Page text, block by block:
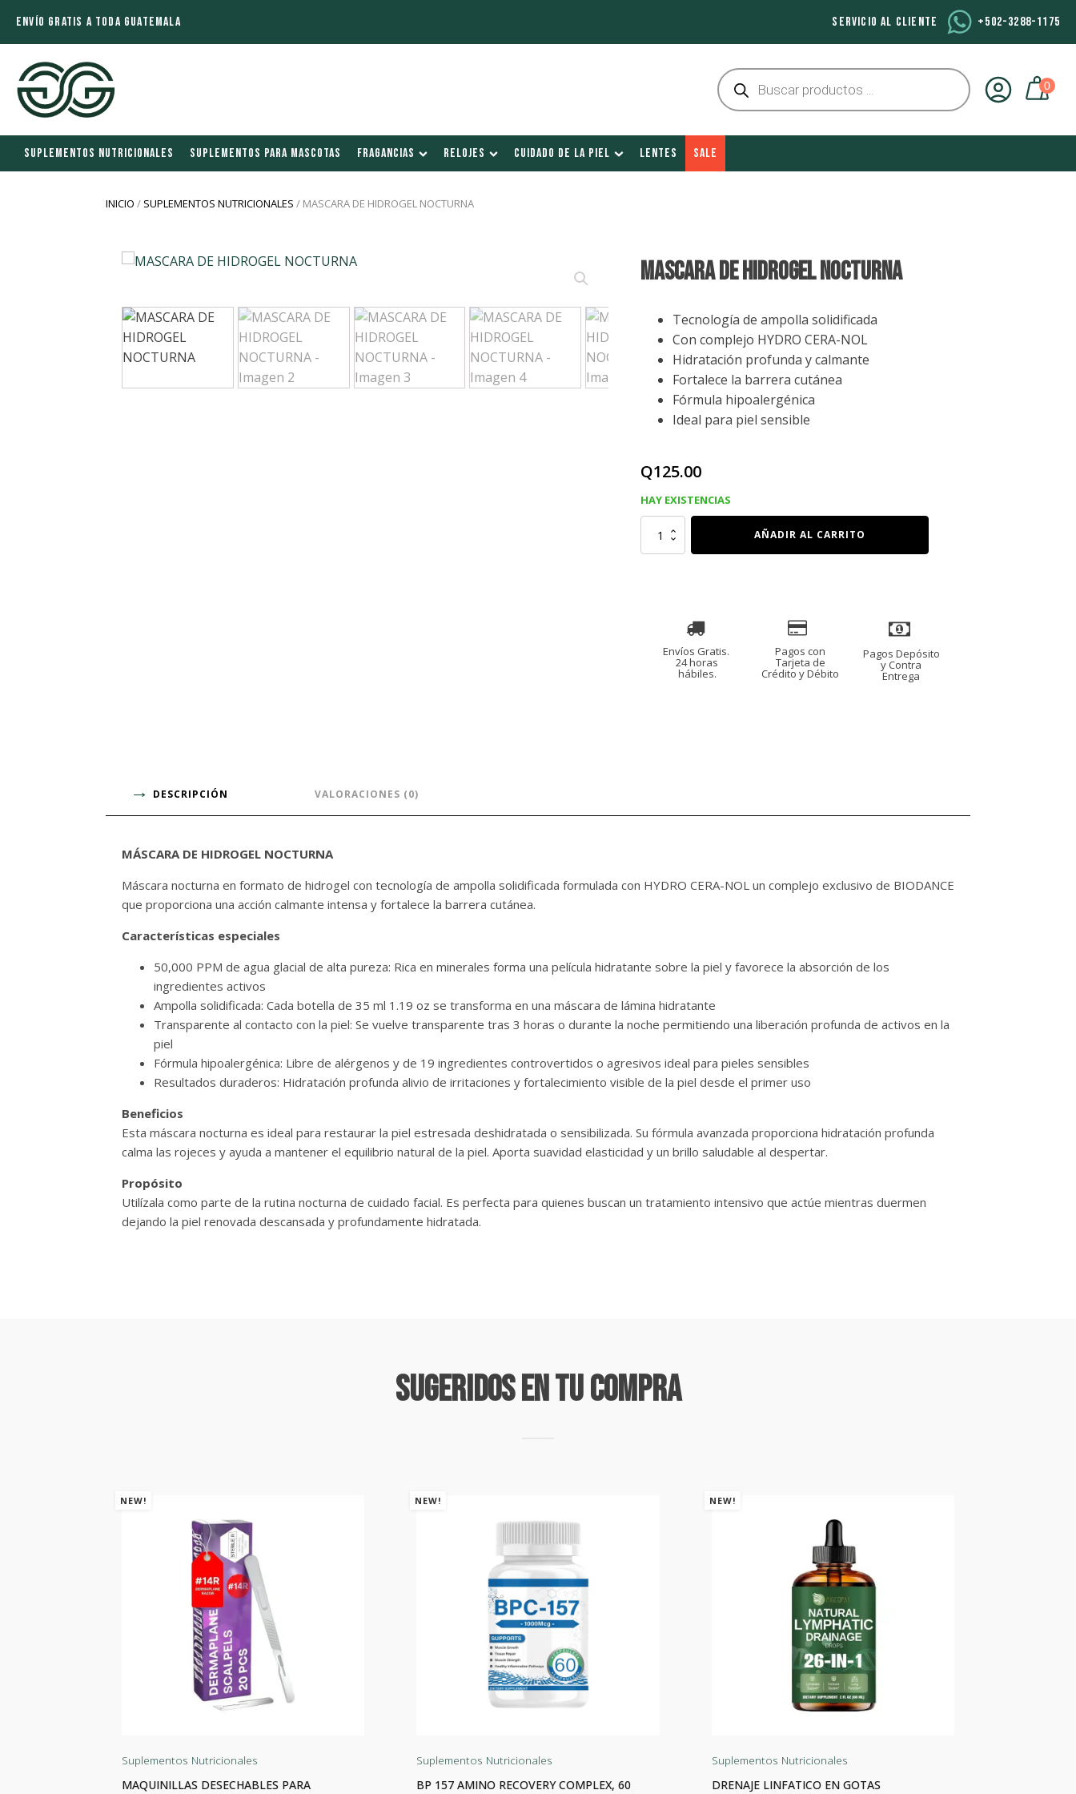
ENVÍO GRATIS A TODA GUATEMALA SERVICIO AL CLIENTE +502-3288-1175
Búsqueda
de
productos
SUPLEMENTOS NUTRICIONALES SUPLEMENTOS PARA MASCOTAS FRAGANCIAS RELOJES CUIDADO DE LA PIEL LENTES SALE
INICIO / SUPLEMENTOS NUTRICIONALES / MASCARA DE HIDROGEL NOCTURNA
MASCARA DE HIDROGEL NOCTURNA
Tecnología de ampolla solidificada
Con complejo HYDRO CERA-NOL
Hidratación profunda y calmante
Fortalece la barrera cutánea
Fórmula hipoalergénica
Ideal para piel sensible
Q125.00
HAY EXISTENCIAS
MASCARA
NOCTURNA
AÑADIR AL CARRITO
Envíos Gratis.
24 horas
hábiles.
Pagos con
Tarjeta de
Crédito y Débito
Pagos Depósito
y Contra
Entrega
DESCRIPCIÓN VALORACIONES (0)
MÁSCARA DE HIDROGEL NOCTURNA
Máscara nocturna en formato de hidrogel con tecnología de ampolla solidificada formulada con HYDRO CERA-NOL un complejo exclusivo de BIODANCE
que proporciona una acción calmante intensa y fortalece la barrera cutánea.
Características especiales
50,000 PPM de agua glacial de alta pureza: Rica en minerales forma una película hidratante sobre la piel y favorece la absorción de los
ingredientes activos
Ampolla solidificada: Cada botella de 35 ml 1.19 oz se transforma en una máscara de lámina hidratante
Transparente al contacto con la piel: Se vuelve transparente tras 3 horas o durante la noche permitiendo una liberación profunda de activos en la
piel
Fórmula hipoalergénica: Libre de alérgenos y de 19 ingredientes controvertidos o agresivos ideal para pieles sensibles
Resultados duraderos: Hidratación profunda alivio de irritaciones y fortalecimiento visible de la piel desde el primer uso
Beneficios
Esta máscara nocturna es ideal para restaurar la piel estresada deshidratada o sensibilizada. Su fórmula avanzada proporciona hidratación profunda
calma las rojeces y ayuda a mantener el equilibrio natural de la piel. Aporta suavidad elasticidad y un brillo saludable al despertar.
Propósito
Utilízala como parte de la rutina nocturna de cuidado facial. Es perfecta para quienes buscan un tratamiento intensivo que actúe mientras duermen
dejando la piel renovada descansada y profundamente hidratada.
Sugeridos En Tu Compra
NEW!
Suplementos Nutricionales
MAQUINILLAS DESECHABLES PARA
NEW!
Suplementos Nutricionales
BP 157 AMINO RECOVERY COMPLEX, 60
NEW!
Suplementos Nutricionales
DRENAJE LINFATICO EN GOTAS